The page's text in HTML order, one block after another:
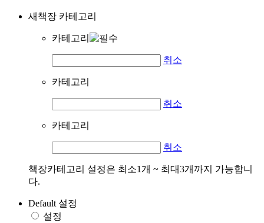
새책장 카테고리
카테고리
취소
카테고리
취소
카테고리
취소
책장카테고리 설정은 최소1개 ~ 최대3개까지 가능합니
다.
Default 설정
설정